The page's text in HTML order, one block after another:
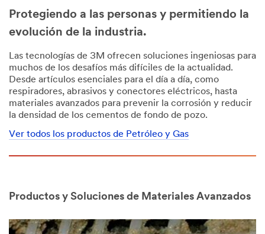
Protegiendo a las personas y permitiendo la
evolución de la industria.
Las tecnologías de 3M ofrecen soluciones ingeniosas para
muchos de los desafíos más difíciles de la actualidad.
Desde artículos esenciales para el día a día, como
respiradores, abrasivos y conectores eléctricos, hasta
materiales avanzados para prevenir la corrosión y reducir
la densidad de los cementos de fondo de pozo.
Ver todos los productos de Petróleo y Gas
Productos y Soluciones de Materiales Avanzados